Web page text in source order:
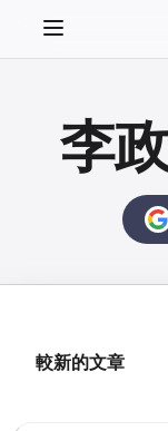
李
較新的文章